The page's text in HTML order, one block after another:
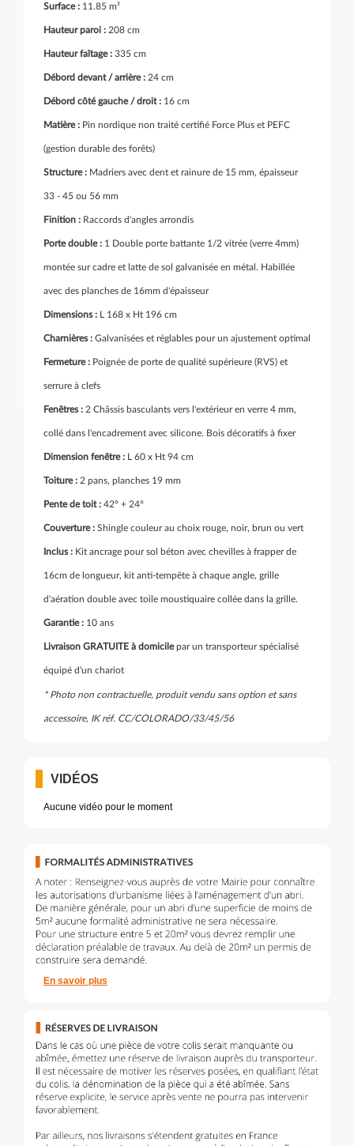
Surface : 11.85 m²
Hauteur paroi : 208 cm
Hauteur faîtage : 335 cm
Débord devant / arrière : 24 cm
Débord côté gauche / droit : 16 cm
Matière : Pin nordique non traité certifié Force Plus et PEFC
(gestion durable des forêts)
Structure : Madriers avec dent et rainure de 15 mm, épaisseur
33 - 45 ou 56 mm
Finition : Raccords d'angles arrondis
Porte double : 1 Double porte battante 1/2 vitrée (verre 4mm)
montée sur cadre et latte de sol galvanisée en métal. Habillée
avec des planches de 16mm d'épaisseur
Dimensions : L 168 x Ht 196 cm
Charnières : Galvanisées et réglables pour un ajustement optimal
Fermeture : Poignée de porte de qualité supérieure (RVS) et
serrure à clefs
Fenêtres : 2 Châssis basculants vers l'extérieur en verre 4 mm,
collé dans l'encadrement avec silicone. Bois décoratifs à fixer
Dimension fenêtre : L 60 x Ht 94 cm
Toiture : 2 pans, planches 19 mm
Pente de toit : 42° + 24°
Couverture : Shingle couleur au choix rouge, noir, brun ou vert
Inclus : Kit ancrage pour sol béton avec chevilles à frapper de
16cm de longueur, kit anti-tempête à chaque angle, grille
d'aération double avec toile moustiquaire collée dans la grille.
Garantie : 10 ans
Livraison GRATUITE à domicilepar un transporteur spécialisé
équipé d'un chariot
* Photo non contractuelle, produit vendu sans option et sans
accessoire, IK réf. CC/COLORADO/33/45/56
VIDÉOS
Aucune vidéo pour le moment
En savoir plus